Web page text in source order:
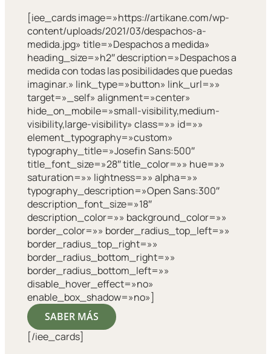
[iee_cards image=»https://artikane.com/wp-
content/uploads/2021/03/despachos-a-
medida.jpg» title=»Despachos a medida»
heading_size=»h2″ description=»Despachos a
medida con todas las posibilidades que puedas
imaginar.» link_type=»button» link_url=»»
target=»_self» alignment=»center»
hide_on_mobile=»small-visibility,medium-
visibility,large-visibility» class=»» id=»»
element_typography=»custom»
typography_title=»Josefin Sans:500″
title_font_size=»28″ title_color=»» hue=»»
saturation=»» lightness=»» alpha=»»
typography_description=»Open Sans:300″
description_font_size=»18″
description_color=»» background_color=»»
border_color=»» border_radius_top_left=»»
border_radius_top_right=»»
border_radius_bottom_right=»»
border_radius_bottom_left=»»
disable_hover_effect=»no»
enable_box_shadow=»no»]
SABER MÁS
[/iee_cards]